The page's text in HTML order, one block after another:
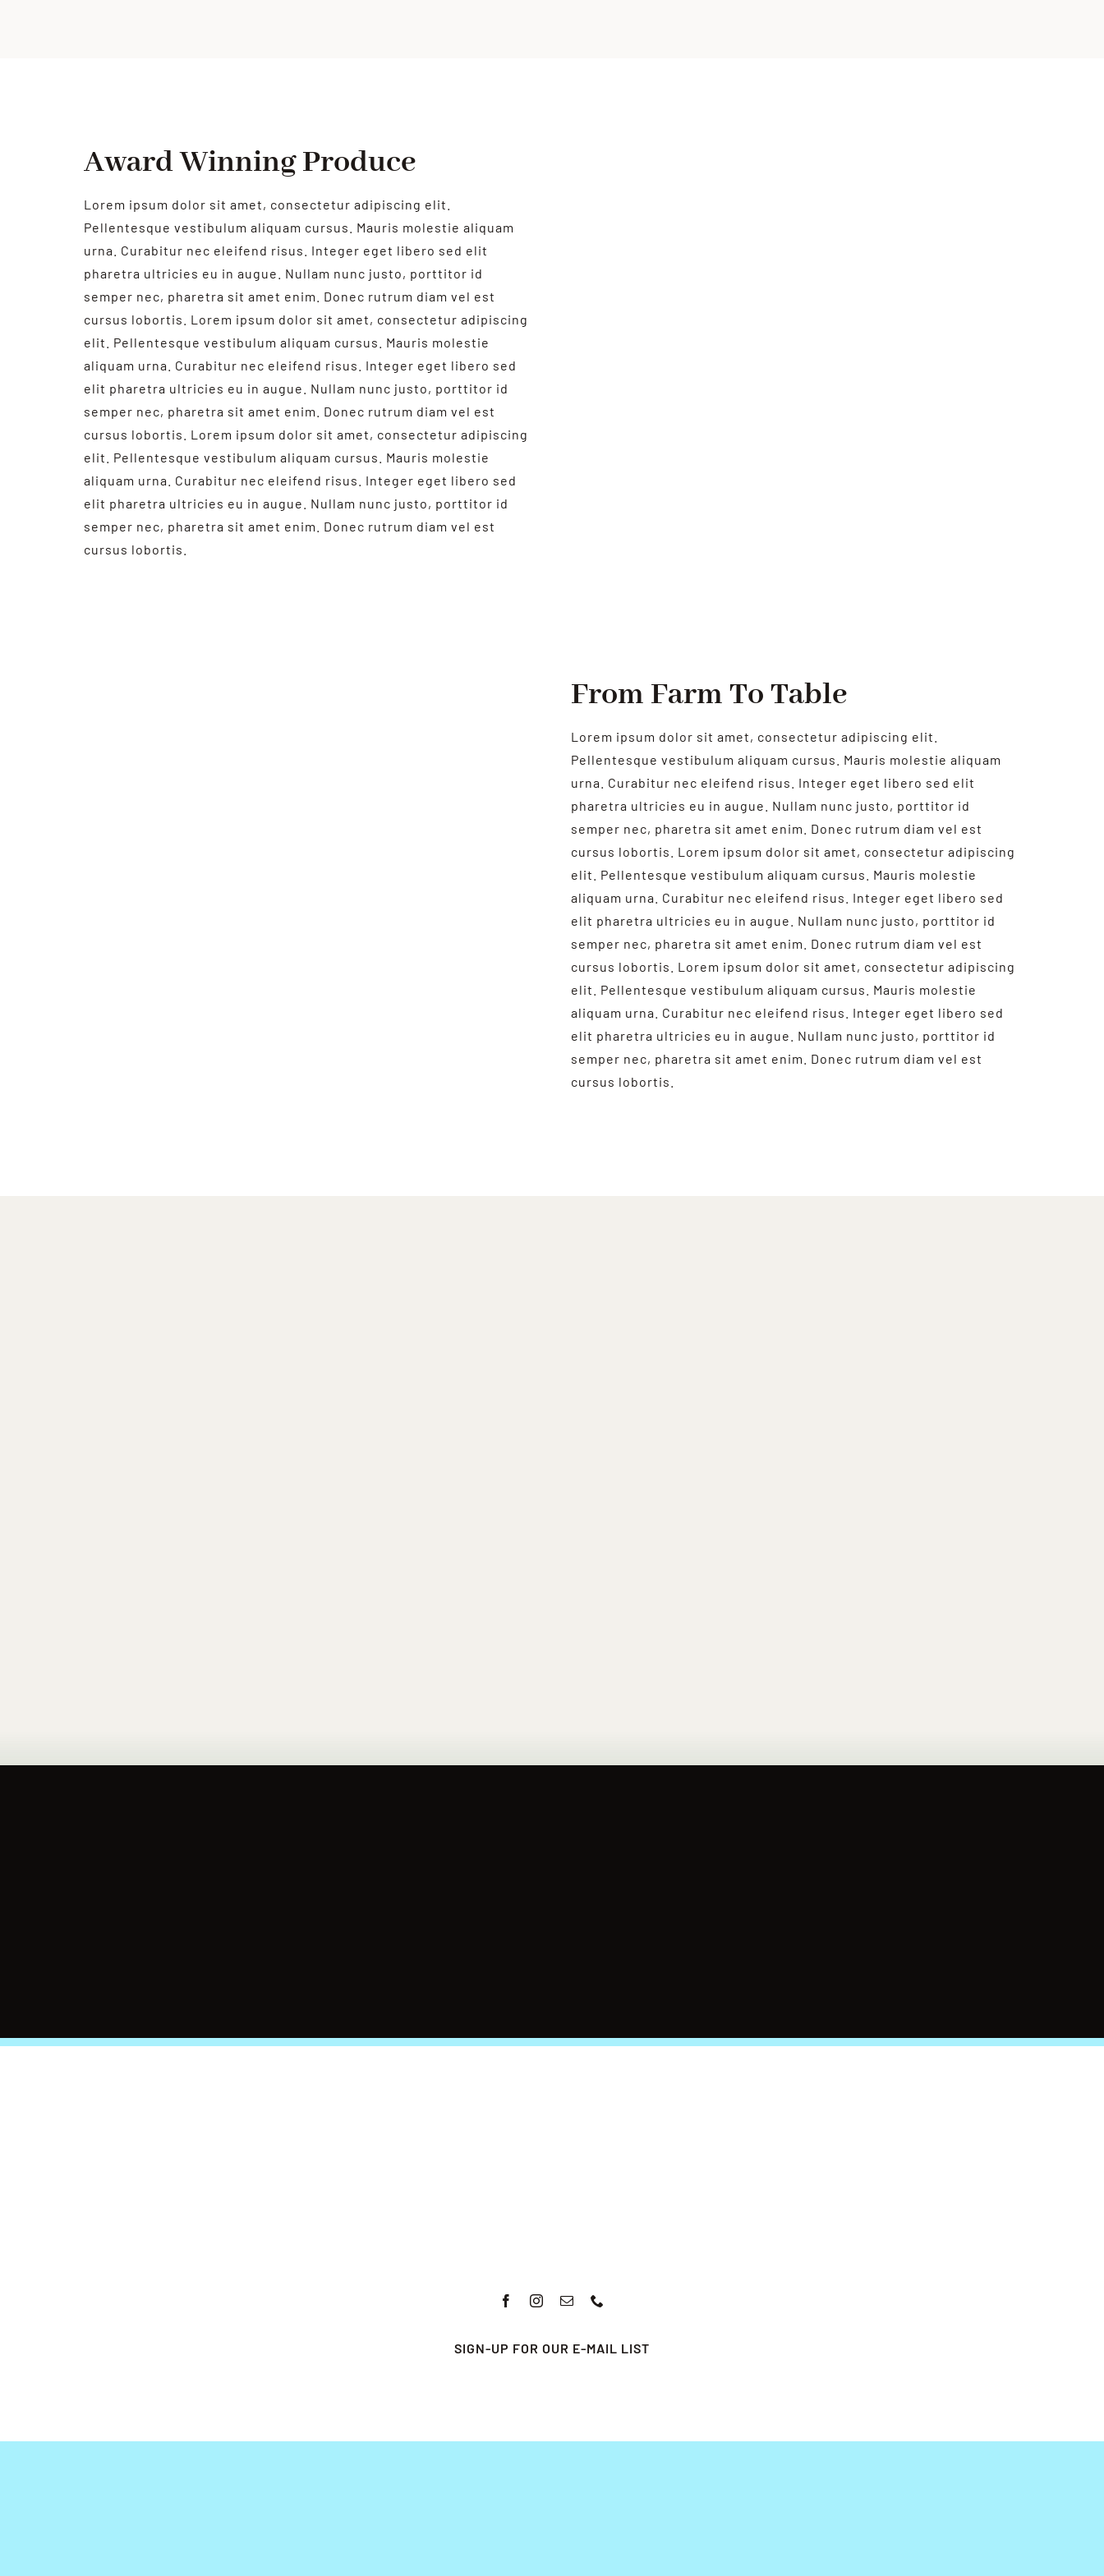
Award Winning Produce
Lorem ipsum dolor sit amet, consectetur adipiscing elit.
Pellentesque vestibulum aliquam cursus. Mauris molestie aliquam
urna. Curabitur nec eleifend risus. Integer eget libero sed elit
pharetra ultricies eu in augue. Nullam nunc justo, porttitor id
semper nec, pharetra sit amet enim. Donec rutrum diam vel est
cursus lobortis. Lorem ipsum dolor sit amet, consectetur adipiscing
elit. Pellentesque vestibulum aliquam cursus. Mauris molestie
aliquam urna. Curabitur nec eleifend risus. Integer eget libero sed
elit pharetra ultricies eu in augue. Nullam nunc justo, porttitor id
semper nec, pharetra sit amet enim. Donec rutrum diam vel est
cursus lobortis. Lorem ipsum dolor sit amet, consectetur adipiscing
elit. Pellentesque vestibulum aliquam cursus. Mauris molestie
aliquam urna. Curabitur nec eleifend risus. Integer eget libero sed
elit pharetra ultricies eu in augue. Nullam nunc justo, porttitor id
semper nec, pharetra sit amet enim. Donec rutrum diam vel est
cursus lobortis.
From Farm To Table
Lorem ipsum dolor sit amet, consectetur adipiscing elit.
Pellentesque vestibulum aliquam cursus. Mauris molestie aliquam
urna. Curabitur nec eleifend risus. Integer eget libero sed elit
pharetra ultricies eu in augue. Nullam nunc justo, porttitor id
semper nec, pharetra sit amet enim. Donec rutrum diam vel est
cursus lobortis. Lorem ipsum dolor sit amet, consectetur adipiscing
elit. Pellentesque vestibulum aliquam cursus. Mauris molestie
aliquam urna. Curabitur nec eleifend risus. Integer eget libero sed
elit pharetra ultricies eu in augue. Nullam nunc justo, porttitor id
semper nec, pharetra sit amet enim. Donec rutrum diam vel est
cursus lobortis. Lorem ipsum dolor sit amet, consectetur adipiscing
elit. Pellentesque vestibulum aliquam cursus. Mauris molestie
aliquam urna. Curabitur nec eleifend risus. Integer eget libero sed
elit pharetra ultricies eu in augue. Nullam nunc justo, porttitor id
semper nec, pharetra sit amet enim. Donec rutrum diam vel est
cursus lobortis.
SIGN-UP FOR OUR E-MAIL LIST